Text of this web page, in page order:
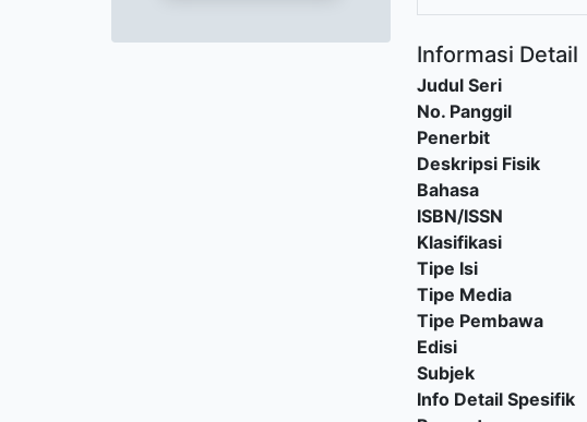
Informasi Detail
Judul Seri
No. Panggil
Penerbit
Deskripsi Fisik
Bahasa
ISBN/ISSN
Klasifikasi
Tipe Isi
Tipe Media
Tipe Pembawa
Edisi
Subjek
Info Detail Spesifik